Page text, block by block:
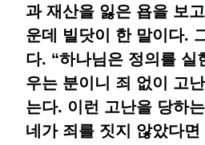
과 재산을 잃은 욥을 보
운데 빌닷이 한 말이다.
다. “하나님은 정의를 실
우는 분이니 죄 없이 고
는다. 이런 고난을 당하
네가 죄를 짓지 않았다